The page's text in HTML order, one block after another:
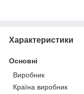
Характеристики
Основні
Виробник
Країна виробник